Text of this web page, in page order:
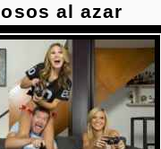
al azar